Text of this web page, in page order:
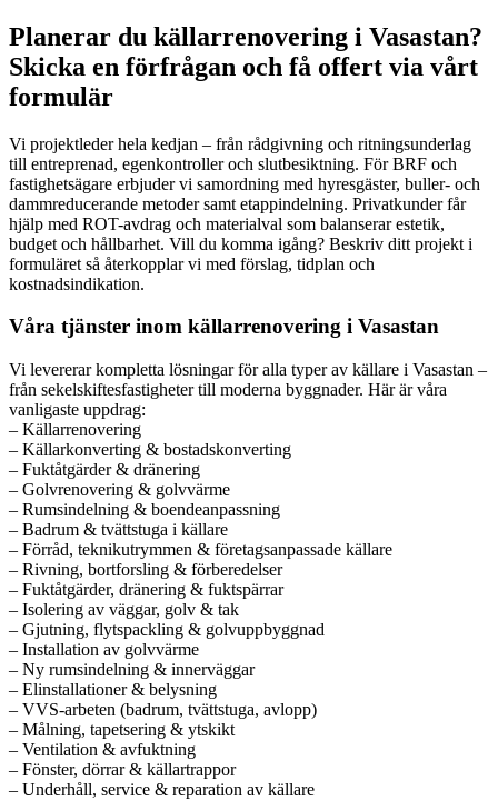
Planerar du källarrenovering i Vasastan?
Skicka en förfrågan och få offert via vårt
formulär
Vi projektleder hela kedjan – från rådgivning och ritningsunderlag
till entreprenad, egenkontroller och slutbesiktning. För BRF och
fastighetsägare erbjuder vi samordning med hyresgäster, buller- och
dammreducerande metoder samt etappindelning. Privatkunder får
hjälp med ROT-avdrag och materialval som balanserar estetik,
budget och hållbarhet. Vill du komma igång? Beskriv ditt projekt i
formuläret så återkopplar vi med förslag, tidplan och
kostnadsindikation.
Våra tjänster inom källarrenovering i Vasastan
Vi levererar kompletta lösningar för alla typer av källare i Vasastan –
från sekelskiftesfastigheter till moderna byggnader. Här är våra
vanligaste uppdrag:
– Källarrenovering
– Källarkonverting & bostadskonverting
– Fuktåtgärder & dränering
– Golvrenovering & golvvärme
– Rumsindelning & boendeanpassning
– Badrum & tvättstuga i källare
– Förråd, teknikutrymmen & företagsanpassade källare
– Rivning, bortforsling & förberedelser
– Fuktåtgärder, dränering & fuktspärrar
– Isolering av väggar, golv & tak
– Gjutning, flytspackling & golvuppbyggnad
– Installation av golvvärme
– Ny rumsindelning & innerväggar
– Elinstallationer & belysning
– VVS-arbeten (badrum, tvättstuga, avlopp)
– Målning, tapetsering & ytskikt
– Ventilation & avfuktning
– Fönster, dörrar & källartrappor
– Underhåll, service & reparation av källare